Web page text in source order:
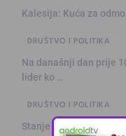
Kalesija: Kuća za
DRUŠTVO I POLITIKA
Na današnji dan prije
lider ko …
DRUŠTVO I POLITIKA
Stanje na putevima